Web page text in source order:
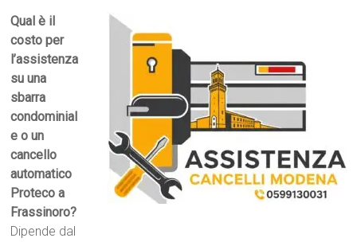
Qual è il
costo per
l’assistenza
su una
sbarra
condominial
e o un
cancello
automatico
Proteco a
Frassinoro?
Dipende dal